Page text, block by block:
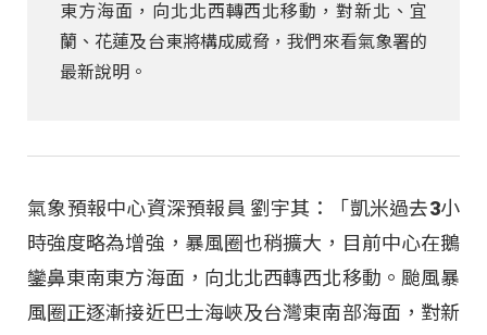
東方海面，向北北西轉西北移動，對新北、宜
蘭、花蓮及台東將構成威脅，我們來看氣象署的
最新說明。
氣象預報中心資深預報員 劉宇其：「凱米過去3小
時強度略為增強，暴風圈也稍擴大，目前中心在鵝
鑾鼻東南東方海面，向北北西轉西北移動。颱風暴
風圈正逐漸接近巴士海峽及台灣東南部海面，對新